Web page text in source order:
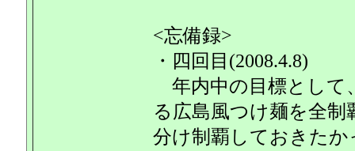
<忘備録>
・四回目(2008.4.8)
年内中の目標として
る広島風つけ麺を全
分け制覇しておきた